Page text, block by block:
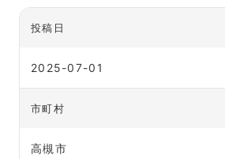
投稿日
2025-07-01
市町村
高槻市